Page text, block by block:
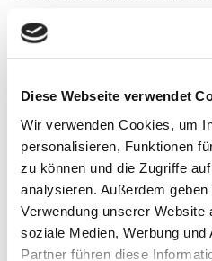
Diese Webseite verwendet
Wir verwenden Cookies, um
personalisieren, Funktionen
zu können und die Zugriffe
analysieren. Außerdem
Verwendung unserer Website
soziale Medien, Werbung
Partner führen diese
Durch die stetige
der Bewertungsmodalitäten,
DEHOGA, passt die
Beteiligen können sich
eindeutigen Hotelcharakter
Beherbergungsbetriebe werden
eingeteilt. Sind neben den
erreicht bzw. übererfüllt, so wird
»Superior« ausgezeichnet.
„Sterne sagen mehr als
gut erkennbar!“